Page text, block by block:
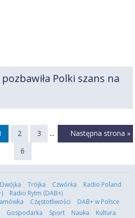
Polki szans na
2 3 ...
6
Następna strona »
Dwójka Trójka Czwórka
Radio Poland
Radio Rytm (DAB+)
Częstotliwości
DAB+ w Polsce
Gospodarka Sport Nauka
Kultura